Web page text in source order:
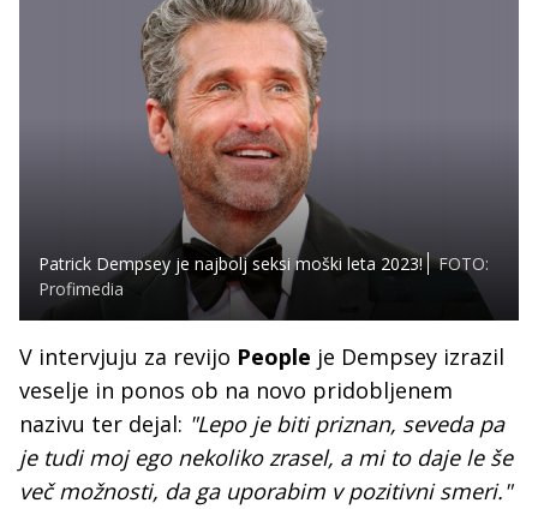
Patrick Dempsey je najbolj seksi moški leta 2023!
FOTO:
Profimedia
V intervjuju za revijo People je Dempsey izrazil
veselje in ponos ob na novo pridobljenem
nazivu ter dejal: "Lepo je biti priznan, seveda pa
je tudi moj ego nekoliko zrasel, a mi to daje le še
več možnosti, da ga uporabim v pozitivni smeri."